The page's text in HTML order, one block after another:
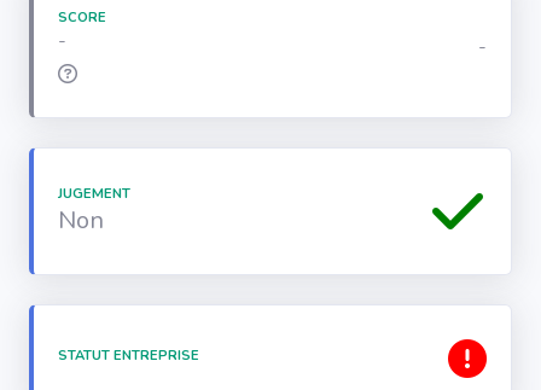
SCORE
- -
JUGEMENT
Non
STATUT ENTREPRISE